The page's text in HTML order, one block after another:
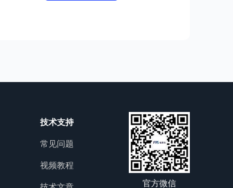
技术支持
常见问题
视频教程
官方微信